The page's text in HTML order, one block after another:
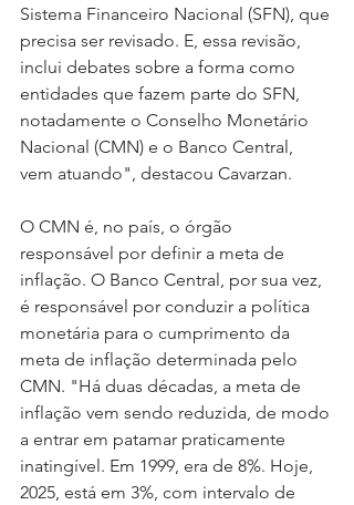
Sistema Financeiro Nacional (SFN), que
precisa ser revisado. E, essa revisão,
inclui debates sobre a forma como
entidades que fazem parte do SFN,
notadamente o Conselho Monetário
Nacional (CMN) e o Banco Central,
vem atuando", destacou Cavarzan.
O CMN é, no país, o órgão
responsável por definir a meta de
inflação. O Banco Central, por sua vez,
é responsável por conduzir a política
monetária para o cumprimento da
meta de inflação determinada pelo
CMN. "Há duas décadas, a meta de
inflação vem sendo reduzida, de modo
a entrar em patamar praticamente
inatingível. Em 1999, era de 8%. Hoje,
2025, está em 3%, com intervalo de